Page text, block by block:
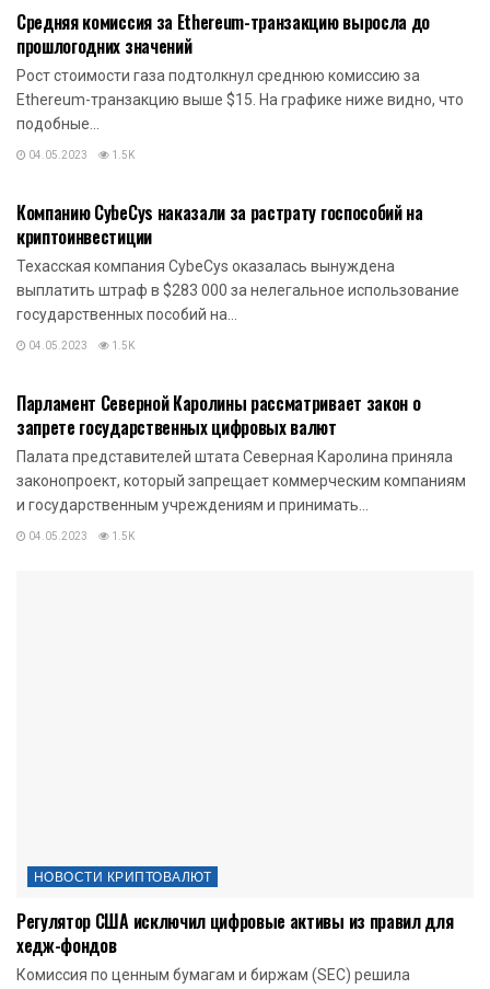
Средняя комиссия за Ethereum-транзакцию выросла до
прошлогодних значений
Рост стоимости газа подтолкнул среднюю комиссию за
Ethereum-транзакцию выше $15. На графике ниже видно, что
подобные...
04.05.2023 1.5K
Компанию CybeCys наказали за растрату госпособий на
криптоинвестиции
Техасская компания CybeCys оказалась вынуждена
выплатить штраф в $283 000 за нелегальное использование
государственных пособий на...
04.05.2023 1.5K
Парламент Северной Каролины рассматривает закон о
запрете государственных цифровых валют
Палата представителей штата Северная Каролина приняла
законопроект, который запрещает коммерческим компаниям
и государственным учреждениям и принимать...
04.05.2023 1.5K
НОВОСТИ КРИПТОВАЛЮТ
Регулятор США исключил цифровые активы из правил для
хедж-фондов
Комиссия по ценным бумагам и биржам (SEC) решила